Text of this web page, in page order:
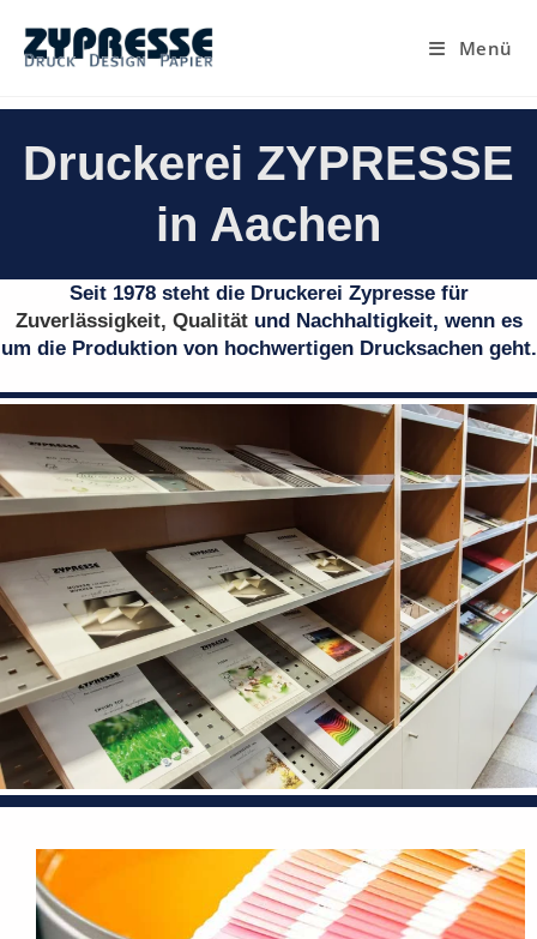
Menü
Druckerei ZYPRESSE
in Aachen
Seit 1978 steht die Druckerei Zypresse für
Zuverlässigkeit, Qualität und Nachhaltigkeit, wenn es
um die Produktion von hochwertigen Drucksachen geht.